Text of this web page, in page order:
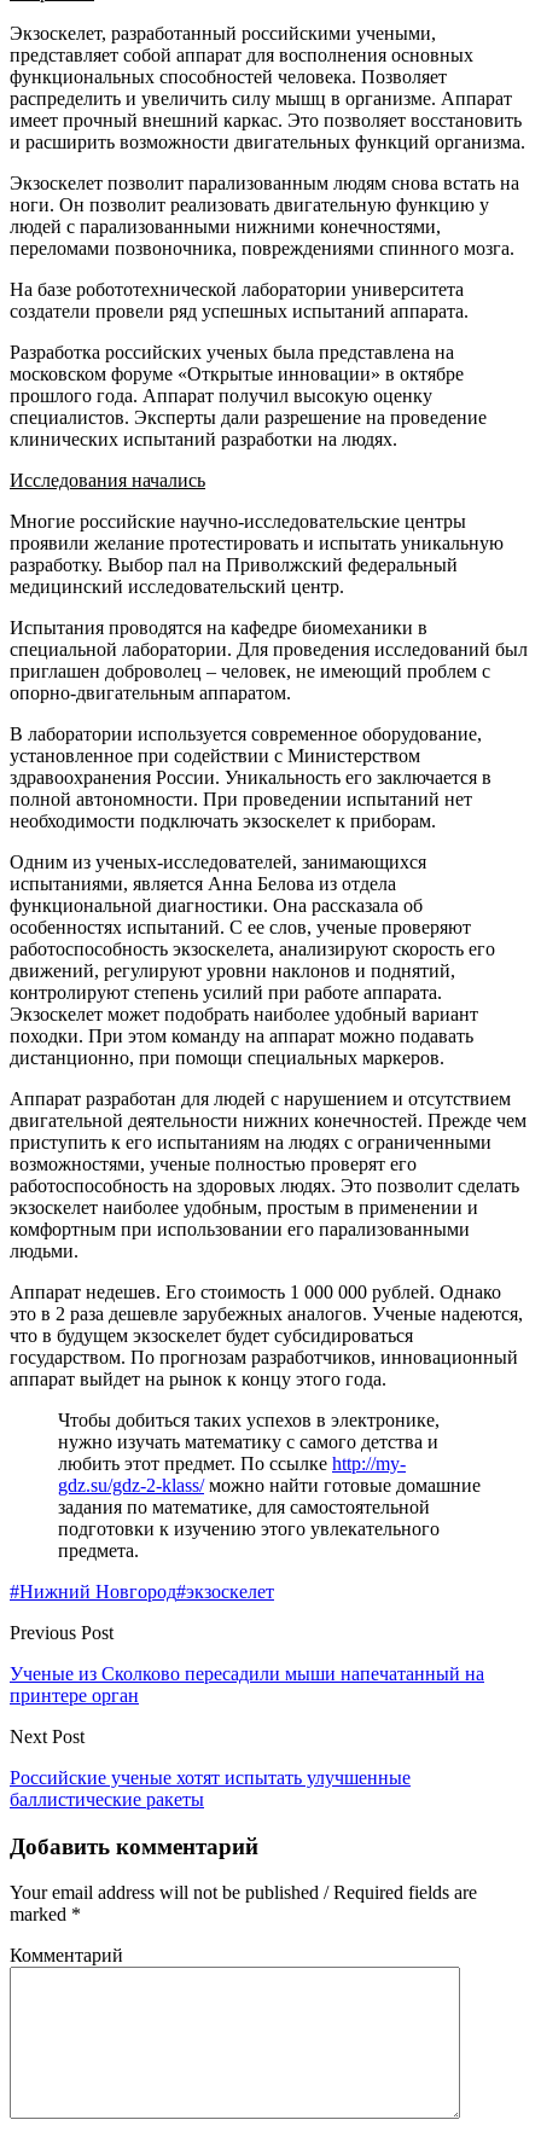
Экзоскелет, разработанный российскими учеными,
представляет собой аппарат для восполнения основных
функциональных способностей человека. Позволяет
распределить и увеличить силу мышц в организме. Аппарат
имеет прочный внешний каркас. Это позволяет восстановить
и расширить возможности двигательных функций организма.
Экзоскелет позволит парализованным людям снова встать на
ноги. Он позволит реализовать двигательную функцию у
людей с парализованными нижними конечностями,
переломами позвоночника, повреждениями спинного мозга.
На базе робототехнической лаборатории университета
создатели провели ряд успешных испытаний аппарата.
Разработка российских ученых была представлена на
московском форуме «Открытые инновации» в октябре
прошлого года. Аппарат получил высокую оценку
специалистов. Эксперты дали разрешение на проведение
клинических испытаний разработки на людях.
Исследования начались
Многие российские научно-исследовательские центры
проявили желание протестировать и испытать уникальную
разработку. Выбор пал на Приволжский федеральный
медицинский исследовательский центр.
Испытания проводятся на кафедре биомеханики в
специальной лаборатории. Для проведения исследований был
приглашен доброволец – человек, не имеющий проблем с
опорно-двигательным аппаратом.
В лаборатории используется современное оборудование,
установленное при содействии с Министерством
здравоохранения России. Уникальность его заключается в
полной автономности. При проведении испытаний нет
необходимости подключать экзоскелет к приборам.
Одним из ученых-исследователей, занимающихся
испытаниями, является Анна Белова из отдела
функциональной диагностики. Она рассказала об
особенностях испытаний. С ее слов, ученые проверяют
работоспособность экзоскелета, анализируют скорость его
движений, регулируют уровни наклонов и поднятий,
контролируют степень усилий при работе аппарата.
Экзоскелет может подобрать наиболее удобный вариант
походки. При этом команду на аппарат можно подавать
дистанционно, при помощи специальных маркеров.
Аппарат разработан для людей с нарушением и отсутствием
двигательной деятельности нижних конечностей. Прежде чем
приступить к его испытаниям на людях с ограниченными
возможностями, ученые полностью проверят его
работоспособность на здоровых людях. Это позволит сделать
экзоскелет наиболее удобным, простым в применении и
комфортным при использовании его парализованными
людьми.
Аппарат недешев. Его стоимость 1 000 000 рублей. Однако
это в 2 раза дешевле зарубежных аналогов. Ученые надеются,
что в будущем экзоскелет будет субсидироваться
государством. По прогнозам разработчиков, инновационный
аппарат выйдет на рынок к концу этого года.
Чтобы добиться таких успехов в электронике,
нужно изучать математику с самого детства и
любить этот предмет. По ссылке http://my-
gdz.su/gdz-2-klass/можно найти готовые домашние
задания по математике, для самостоятельной
подготовки к изучению этого увлекательного
предмета.
#Нижний Новгород#экзоскелет
Previous Post
Ученые из Сколково пересадили мыши напечатанный на
принтере орган
Next Post
Российские ученые хотят испытать улучшенные
баллистические ракеты
Добавить комментарий
Your email address will not be published / Required fields are
marked *
Комментарий